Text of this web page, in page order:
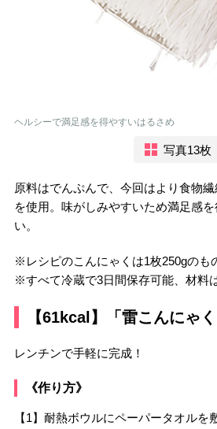
ヘルシーで満足感を得やすいはるさめ
写真13枚
原料はでんぷんで、今回はより食物
を使用。味がしみやすいため満足感
い。
※レシピのこんにゃくは1枚250gのも
※すべて冷蔵で3日間保存可能、材料
【61kcal】「雷こんにゃ
レンチンで手軽に完成！
《作り方》
【1】耐熱ボウルにペーパータオルを